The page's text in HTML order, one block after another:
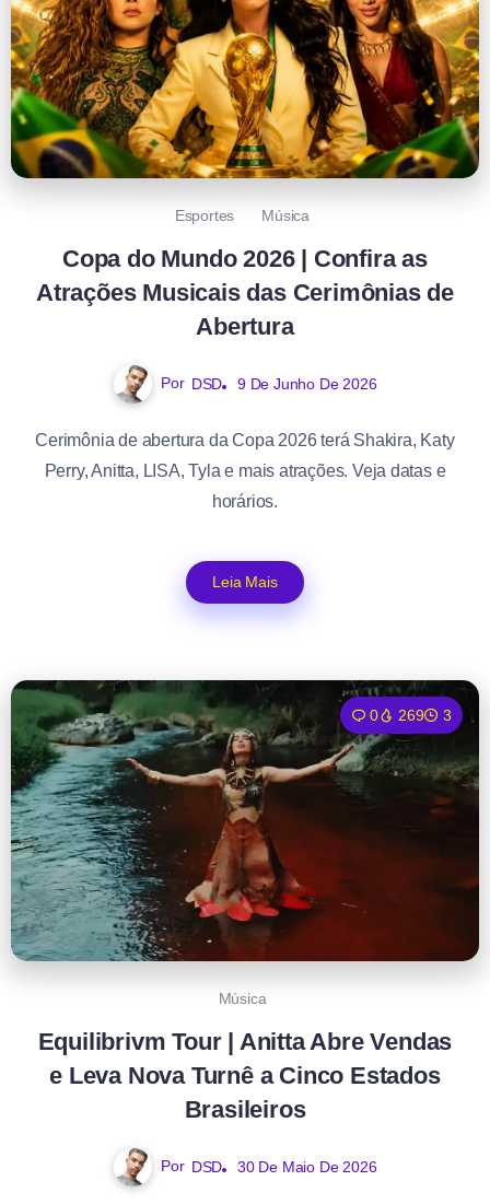
Esportes Música
Copa do Mundo 2026 | Confira as
Atrações Musicais das Cerimônias de
Abertura
Por DSD 9 De Junho De 2026
Cerimônia de abertura da Copa 2026 terá Shakira, Katy
Perry, Anitta, LISA, Tyla e mais atrações. Veja datas e
horários.
Leia Mais
0 269 3
Música
Equilibrivm Tour | Anitta Abre Vendas
e Leva Nova Turnê a Cinco Estados
Brasileiros
Por DSD 30 De Maio De 2026